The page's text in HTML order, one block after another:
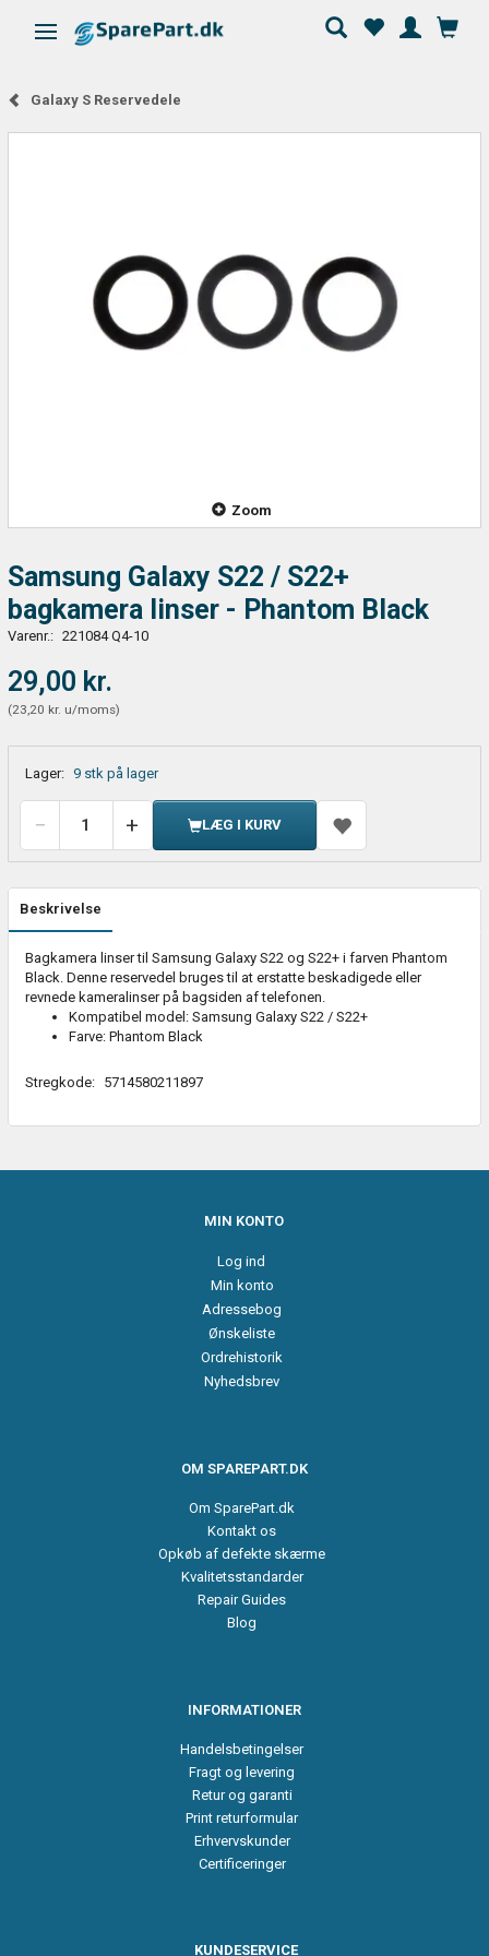
Skifte navigation
Galaxy S Reservedele
Zoom
Samsung Galaxy S22 / S22+
bagkamera linser - Phantom Black
Varenr.: 221084 Q4-10
29,00 kr.
(23,20 kr. u/moms)
Lager: 9 stk på lager
LÆG I KURV
Beskrivelse
Bagkamera linser til Samsung Galaxy S22 og S22+ i farven Phantom
Black. Denne reservedel bruges til at erstatte beskadigede eller
revnede kameralinser på bagsiden af telefonen.
Kompatibel model: Samsung Galaxy S22 / S22+
Farve: Phantom Black
Stregkode: 5714580211897
MIN KONTO
Log ind
Min konto
Adressebog
Ønskeliste
Ordrehistorik
Nyhedsbrev
OM SPAREPART.DK
Om SparePart.dk
Kontakt os
Opkøb af defekte skærme
Kvalitetsstandarder
Repair Guides
Blog
INFORMATIONER
Handelsbetingelser
Fragt og levering
Retur og garanti
Print returformular
Erhvervskunder
Certificeringer
KUNDESERVICE